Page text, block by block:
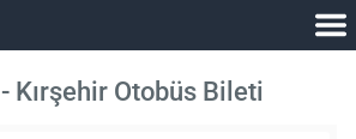
Kırşehir Otobüs Bileti